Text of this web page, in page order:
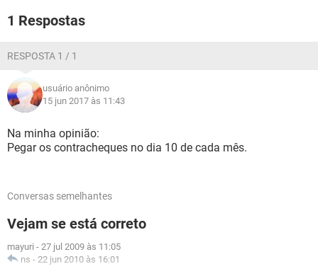
1 Respostas
RESPOSTA 1 / 1
usuário anônimo
15 jun 2017 às 11:43
Na minha opinião:
Pegar os contracheques no dia 10 de cada mês.
Conversas semelhantes
Vejam se está correto
mayuri - 27 jul 2009 às 11:05
ns - 22 jun 2010 às 16:01